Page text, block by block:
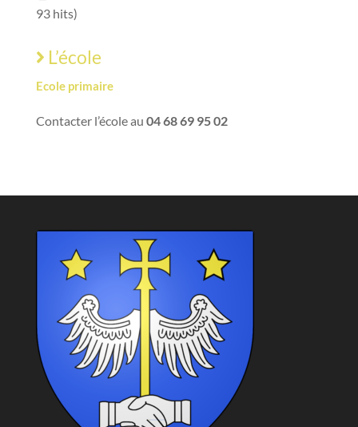
93 hits)
L’école
Ecole primaire
Contacter l’école au 04 68 69 95 02